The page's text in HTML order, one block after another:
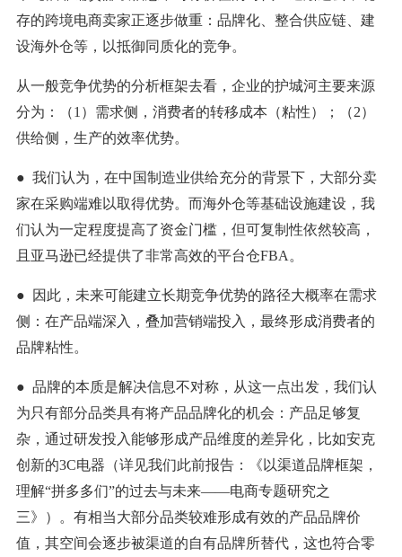
存的跨境电商卖家正逐步做重：品牌化、整合供应链、建
设海外仓等，以抵御同质化的竞争。
从一般竞争优势的分析框架去看，企业的护城河主要来源
分为：（1）需求侧，消费者的转移成本（粘性）；（2）
供给侧，生产的效率优势。
● 我们认为，在中国制造业供给充分的背景下，大部分卖
家在采购端难以取得优势。而海外仓等基础设施建设，我
们认为一定程度提高了资金门槛，但可复制性依然较高，
且亚马逊已经提供了非常高效的平台仓FBA。
● 因此，未来可能建立长期竞争优势的路径大概率在需求
侧：在产品端深入，叠加营销端投入，最终形成消费者的
品牌粘性。
● 品牌的本质是解决信息不对称，从这一点出发，我们认
为只有部分品类具有将产品品牌化的机会：产品足够复
杂，通过研发投入能够形成产品维度的差异化，比如安克
创新的3C电器（详见我们此前报告：《以渠道品牌框架，
理解“拼多多们”的过去与未来——电商专题研究之
三》）。有相当大部分品类较难形成有效的产品品牌价
值，其空间会逐步被渠道的自有品牌所替代，这也符合零